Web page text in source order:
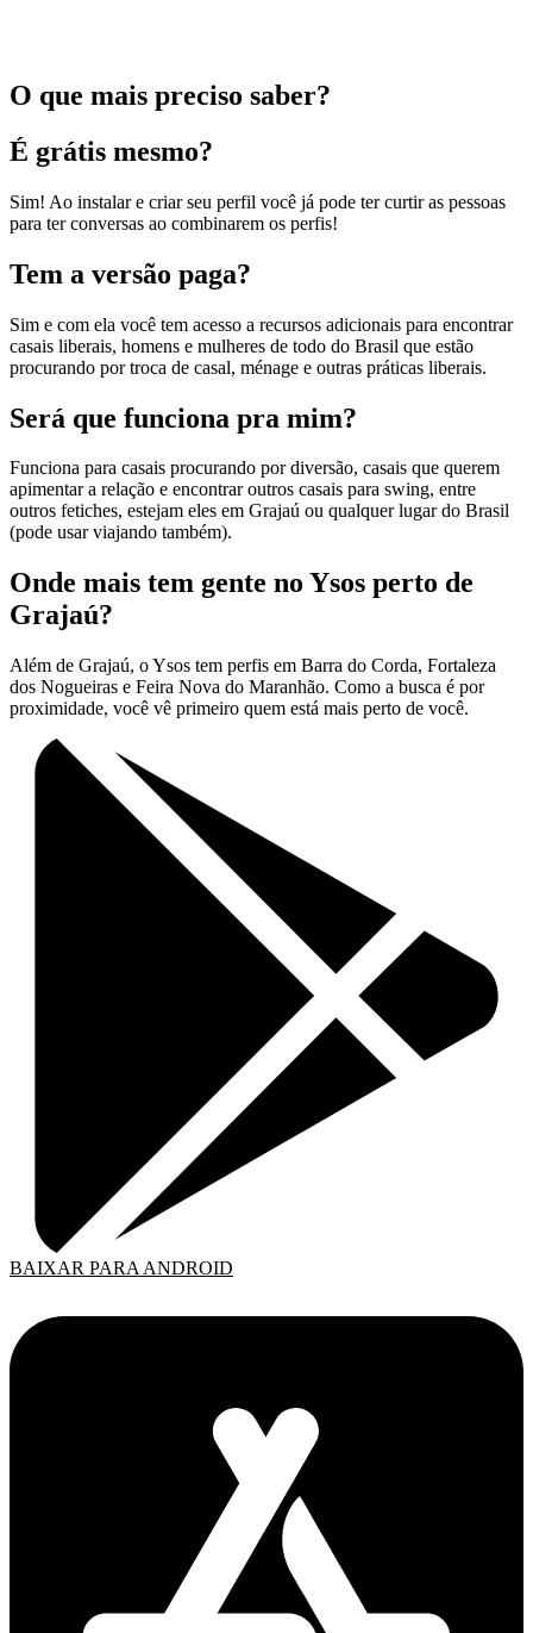
O que mais preciso saber?
É grátis mesmo?
Sim! Ao instalar e criar seu perfil você já pode ter curtir as pessoas
para ter conversas ao combinarem os perfis!
Tem a versão paga?
Sim e com ela você tem acesso a recursos adicionais para encontrar
casais liberais, homens e mulheres de todo do Brasil que estão
procurando por troca de casal, ménage e outras práticas liberais.
Será que funciona pra mim?
Funciona para casais procurando por diversão, casais que querem
apimentar a relação e encontrar outros casais para swing, entre
outros fetiches, estejam eles em Grajaú ou qualquer lugar do Brasil
(pode usar viajando também).
Onde mais tem gente no Ysos perto de
Grajaú?
Além de Grajaú, o Ysos tem perfis em Barra do Corda, Fortaleza
dos Nogueiras e Feira Nova do Maranhão. Como a busca é por
proximidade, você vê primeiro quem está mais perto de você.
BAIXAR PARA ANDROID